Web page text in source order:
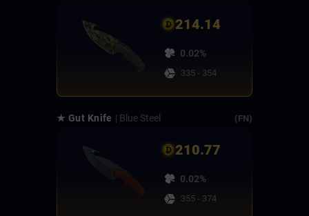
214.14
0.02%
335 - 354
★ Gut Knife | Blue Steel (FN)
210.77
0.02%
355 - 374